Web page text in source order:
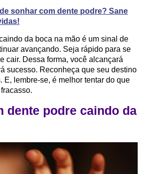
sonhar com dente podre? Sane
da boca na mão é um sinal de
avançando. Seja rápido para se
cair. Dessa forma, você alcançará
sucesso. Reconheça que seu destino
E, lembre-se, é melhor tentar do que
dente podre caindo da